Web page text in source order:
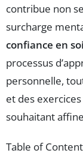
contribue non
surcharge
confiance en soi
processus
personnelle,
et des
souhaitant
Table of